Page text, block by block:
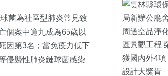
菌為社區型肺炎常見致
個案中逾九成為65歲以
因第3名；當免疫力低下
侵襲性肺炎鏈球菌感染